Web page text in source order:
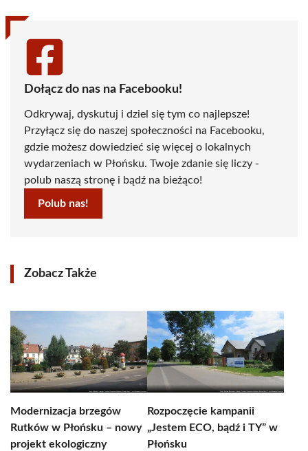
Dołącz do nas na Facebooku!
Odkrywaj, dyskutuj i dziel się tym co najlepsze!
Przyłącz się do naszej społeczności na Facebooku,
gdzie możesz dowiedzieć się więcej o lokalnych
wydarzeniach w Płońsku. Twoje zdanie się liczy -
polub naszą stronę i bądź na bieżąco!
Polub nas!
Zobacz Także
Modernizacja brzegów
Rutków w Płońsku – nowy
projekt ekologiczny
Rozpoczęcie kampanii
„Jestem ECO, bądź i TY” w
Płońsku